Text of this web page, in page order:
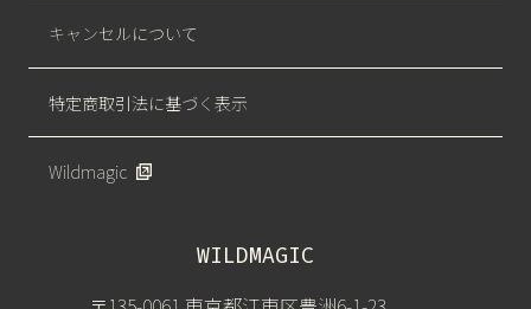
WILDMAGIC
キャンセルについて
特定商取引法に基づく表示
Wildmagic